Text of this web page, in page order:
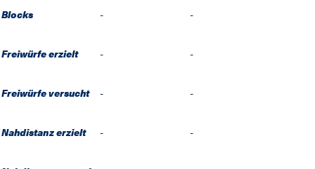
Blocks - -
Freiwürfe erzielt - -
Freiwürfe versucht - -
Nahdistanz erzielt - -